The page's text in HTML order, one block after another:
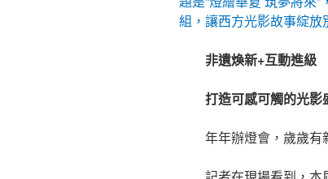
組，讓西方光影故事綻放
非遺煥新+互動進級
打造可感可觸的光影
年年辦燈會，歲歲有